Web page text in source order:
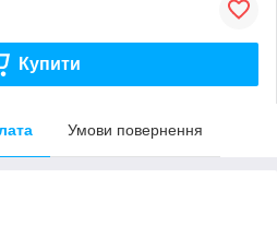
Купити
Умови повернення